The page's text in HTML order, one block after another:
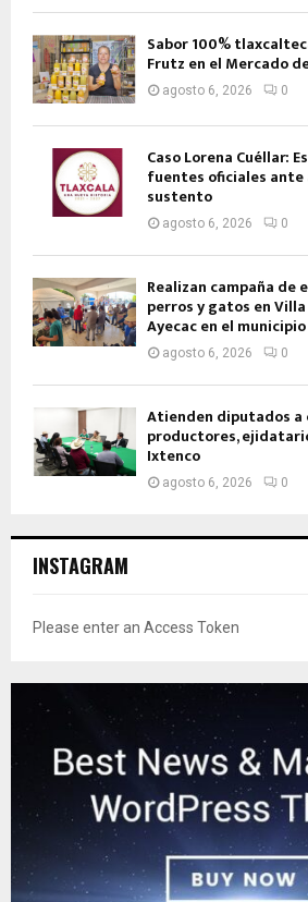
Sabor 100%
Frutz en el Mercado
agosto 6, 2026 0
Caso Lorena Cuéllar:
fuentes oficiales ante
sustento
agosto 6, 2026 0
Realizan campaña de
perros y gatos en
Ayecac en el
agosto 6, 2026 0
Atienden diputados a
productores,
Ixtenco
agosto 6, 2026 0
INSTAGRAM
Please enter an Access Token